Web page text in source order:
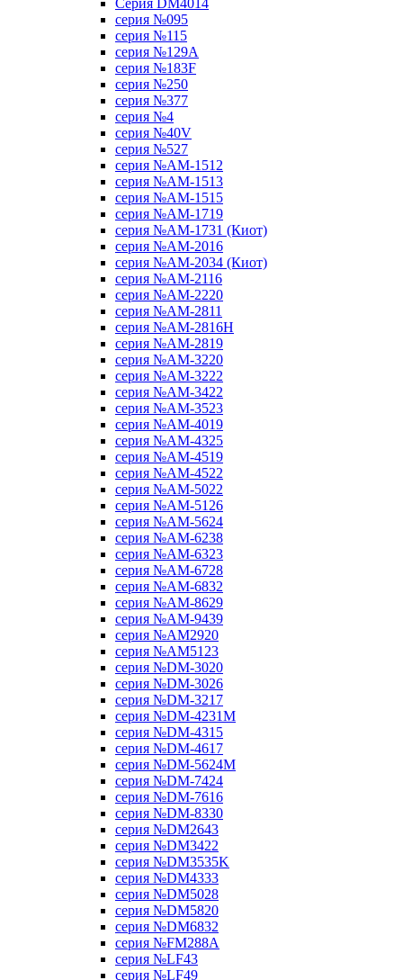
серия №095
серия №115
серия №129A
серия №183F
серия №250
серия №377
серия №4
серия №40V
серия №527
серия №AM-1512
серия №AM-1513
серия №AM-1515
серия №AM-1719
серия №AM-1731 (Киот)
серия №AM-2016
серия №AM-2034 (Киот)
серия №AM-2116
серия №AM-2220
серия №AM-2811
серия №AM-2816H
серия №AM-2819
серия №AM-3220
серия №AM-3222
серия №AM-3422
серия №AM-3523
серия №AM-4019
серия №AM-4325
серия №AM-4519
серия №AM-4522
серия №AM-5022
серия №AM-5126
серия №AM-5624
серия №AM-6238
серия №AM-6323
серия №AM-6728
серия №AM-6832
серия №AM-8629
серия №AM-9439
серия №AM2920
серия №AM5123
серия №DM-3020
серия №DM-3026
серия №DM-3217
серия №DM-4231M
серия №DM-4315
серия №DM-4617
серия №DM-5624M
серия №DM-7424
серия №DM-7616
серия №DM-8330
серия №DM2643
серия №DM3422
серия №DM3535K
серия №DM4333
серия №DM5028
серия №DM5820
серия №DM6832
серия №FM288A
серия №LF43
серия №LF49